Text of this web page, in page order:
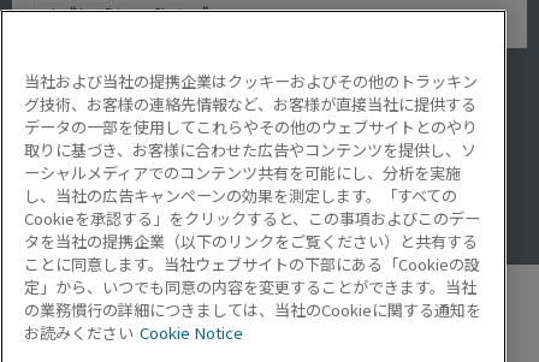
under “Your Privacy Choices”.
アプリケーション
サービス・サポート
導入事例
Lab Note
アプリケーションノート
Resource Hub
Video Gallery
当社および当社の提携企業はクッキーおよびその他のトラッキン
グ技術、お客様の連絡先情報など、お客様が直接当社に提供する
データの一部を使用してこれらやその他のウェブサイトとのやり
取りに基づき、お客様に合わせた広告やコンテンツを提供し、ソ
ーシャルメディアでのコンテンツ共有を可能にし、分析を実施
し、当社の広告キャンペーンの効果を測定します。「すべての
Cookieを承認する」をクリックすると、この事項およびこのデー
タを当社の提携企業（以下のリンクをご覧ください）と共有する
ことに同意します。当社ウェブサイトの下部にある「Cookieの設
定」から、いつでも同意の内容を変更することができます。当社
の業務慣行の詳細につきましては、当社のCookieに関する通知を
お読みください Cookie Notice